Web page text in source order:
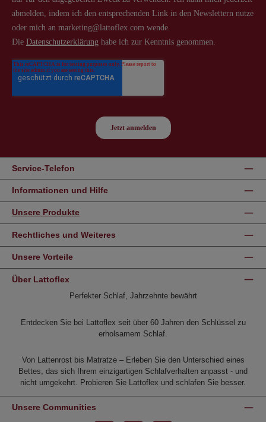
Service-Telefon
Informationen und Hilfe
Unsere Produkte
Rechtliches und Weiteres
Unsere Vorteile
Über Lattoflex
Perfekter Schlaf, Jahrzehnte bewährt
Entdecken Sie bei Lattoflex seit über 60 Jahren den Schlüssel zu
erholsamem Schlaf.
Von Lattenrost bis Matratze – Erleben Sie den Unterschied eines
Bettes, das sich Ihrem einzigartigen Schlafverhalten anpasst - und
nicht umgekehrt. Probieren Sie Lattoflex und schlafen Sie besser.
Unsere Communities